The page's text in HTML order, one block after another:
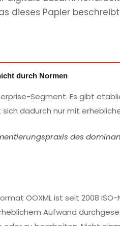
dieses Papier
durch Normen
Segment. Es gibt
dadurch nur mit
des
OOXML ist seit 2008 ISO-
Aufwand